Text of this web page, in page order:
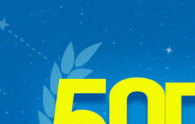
What’s wrong with it? 뭐 어때서요?
I stayed up all night 밤을 꼬박 새웠어
Watch your language 말조심해
Don’t even think about it 꿈도 꾸지 마
My back is killing me 허리 아파 죽겠어
I’ll see what I can do 제가 알아볼게요